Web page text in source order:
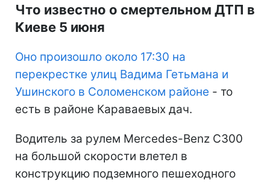
Что известно о смертельном ДТП в
Киеве 5 июня
Оно произошло около 17:30 на
перекрестке улиц Вадима Гетьмана и
Ушинского в Соломенском районе - то
есть в районе Караваевых дач.
Водитель за рулем Mercedes-Benz C300
на большой скорости влетел в
конструкцию подземного пешеходного